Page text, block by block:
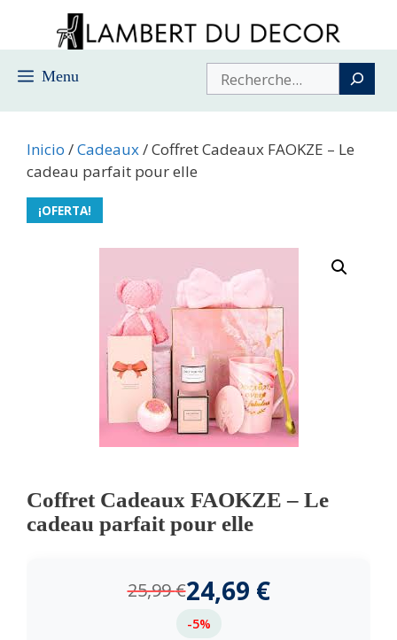
contenido
Menu Buscar
Inicio /Cadeaux/ Coffret Cadeaux FAOKZE – Le
cadeau parfait pour elle
¡OFERTA!
Coffret Cadeaux FAOKZE – Le
cadeau parfait pour elle
25,99€24,69 €
-5%